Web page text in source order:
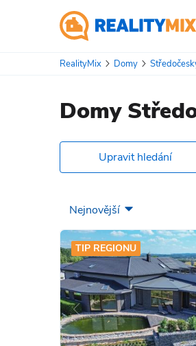
RealityMix Domy
Domy
Upravit hledání
TIP REGIONU